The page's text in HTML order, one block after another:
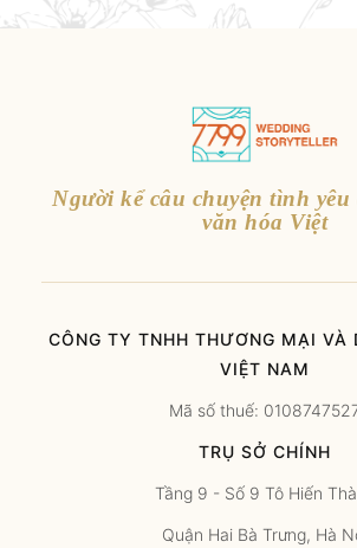
Người kể câu chuyện tình yêu
văn hóa Việt
CÔNG TY TNHH THƯƠNG MẠI VÀ
VIỆT NAM
Mã số thuế:
TRỤ SỞ CHÍNH
Tầng 9 - Số 9 Tô Hiến
Quận Hai Bà Trưng, Hà